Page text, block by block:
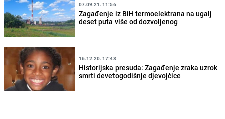
07.09.21. 11:56
Zagađenje iz BiH termoelektrana na ugalj
deset puta više od dozvoljenog
16.12.20. 17:48
Historijska presuda: Zagađenje zraka uzrok
smrti devetogodišnje djevojčice